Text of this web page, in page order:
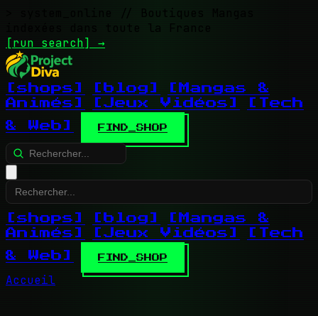
// Boutiques Mangas
indexées dans toute la France
[run search] →
[shops] [blog]
[Mangas &
Animés]
[Jeux Vidéos]
[Tech
& Web]
FIND_SHOP
[shops] [blog]
[Mangas &
Animés]
[Jeux Vidéos]
[Tech
& Web]
FIND_SHOP
Accueil